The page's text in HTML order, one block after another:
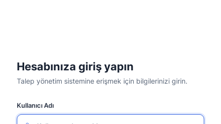
Hesabınıza giriş yapın
Talep yönetim sistemine erişmek için bilgilerinizi girin.
Kullanıcı Adı